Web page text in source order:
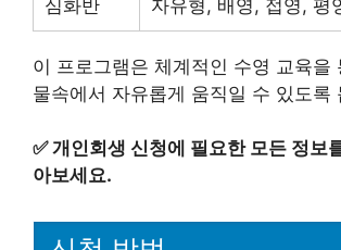
심화반 자유형, 배영, 접영, 평
이 프로그램은 체계적인 수영 교육을
물속에서 자유롭게 움직일 수 있도록
✅개인회생 신청에 필요한 모든 정보
아보세요.